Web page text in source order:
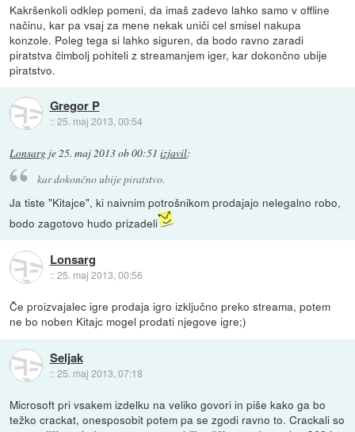
Kakršenkoli odklep pomeni, da imaš zadevo lahko samo v offline
načinu, kar pa vsaj za mene nekak uniči cel smisel nakupa
konzole. Poleg tega si lahko siguren, da bodo ravno zaradi
piratstva čimbolj pohiteli z streamanjem iger, kar dokončno ubije
piratstvo.
Gregor P
::25. maj 2013, 00:54
Lonsarg je25. maj 2013 ob 00:51 izjavil:
kar dokončno ubije piratstvo.
Ja tiste "Kitajce", ki naivnim potrošnikom prodajajo nelegalno robo,
bodo zagotovo hudo prizadeli
Lonsarg
::25. maj 2013, 00:56
Če proizvajalec igre prodaja igro izključno preko streama, potem
ne bo noben Kitajc mogel prodati njegove igre;)
Seljak
::25. maj 2013, 07:18
Microsoft pri vsakem izdelku na veliko govori in piše kako ga bo
težko crackat, onesposobit potem pa se zgodi ravno to. Crackali so